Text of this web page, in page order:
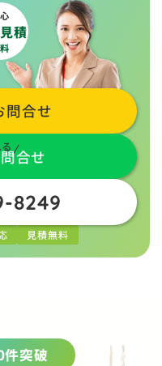
積
問合せ
合せ
8249
見積無料
突破